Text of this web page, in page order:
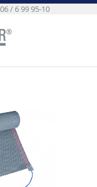
/ 6 99 95-10